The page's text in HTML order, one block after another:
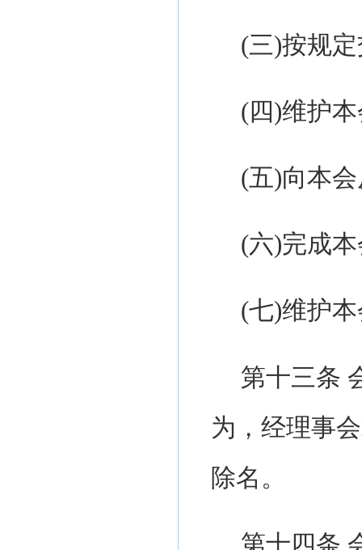
(三)按规
(四)维护
(五)向本
(六)完成
(七)维护
第十三条
为，经理事
除名。
第十 四条